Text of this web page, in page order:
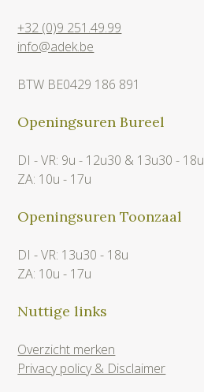
+32 (0)9 251.49.99
info@adek.be
BTW BE0429 186 891
Openingsuren Bureel
DI - VR: 9u - 12u30 & 13u30 - 18u
ZA: 10u - 17u
Openingsuren Toonzaal
DI - VR: 13u30 - 18u
ZA: 10u - 17u
Nuttige links
Overzicht merken
Privacy policy & Disclaimer